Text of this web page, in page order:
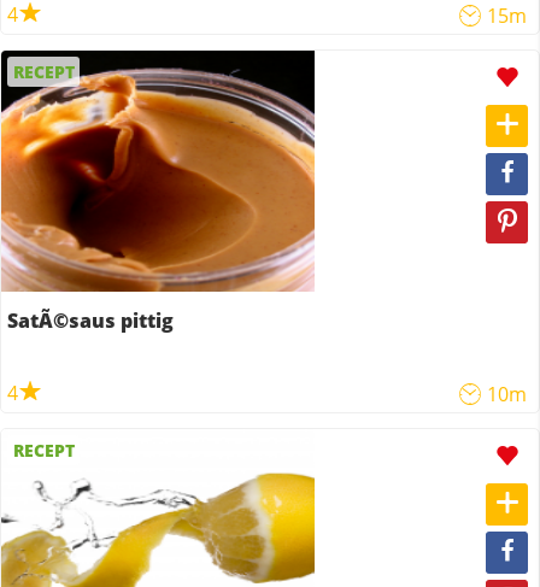
4 15m
RECEPT
SatÃ©saus pittig
4 10m
RECEPT